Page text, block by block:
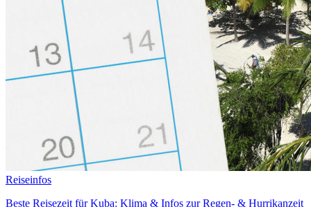
Reiseinfos
Beste Reisezeit für Kuba: Klima & Infos zur Regen- & Hurrikanzeit